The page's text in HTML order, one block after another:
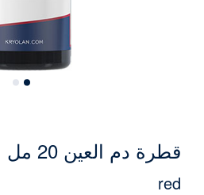
قطرة دم العين 20 مل
red